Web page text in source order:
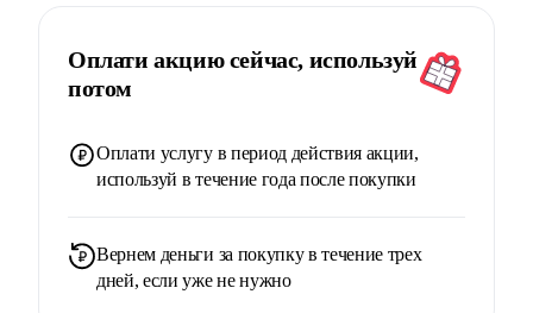
Оплати акцию сейчас, используй
потом
Оплати услугу в период действия акции,
используй в течение года после покупки
Вернем деньги за покупку в течение трех
дней, если уже не нужно